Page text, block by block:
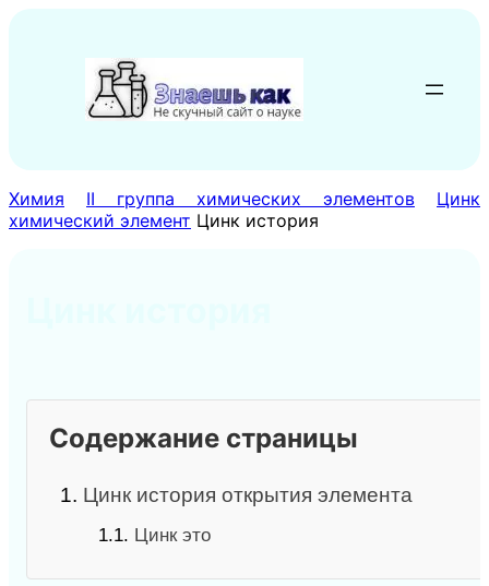
содержимому
Химия II группа химических элементов
Цинк
химический элемент Цинк история
Содержание страницы
1. Цинк история открытия элемента
1.1. Цинк это